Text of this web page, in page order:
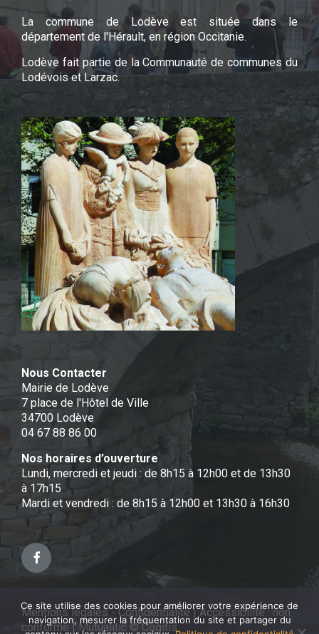
La commune de Lodève est située dans le
département de l'Hérault, en région Occitanie.
Lodève fait partie de la Communauté de communes du
Lodévois et Larzac.
Nous Contacter
Mairie de Lodève
7 place de l'Hôtel de Ville
34700 Lodève
04 67 88 86 00
Nos horaires d’ouverture
Lundi, mercredi et jeudi : de 8h15 à 12h00 et de 13h30
à 17h15
Mardi et vendredi : de 8h15 à 12h00 et 13h30 à 16h30
Facebook
Mentions légales - Confidentialité|Accessibilité : non
conforme| Mutualitic © Cogitis
Ce site utilise des cookies pour améliorer votre expérience de
navigation, mesurer la fréquentation du site et partager du